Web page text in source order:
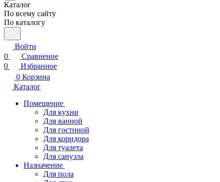
Каталог
По всему сайту
По каталогу
Войти
0
Сравнение
0
Избранное
0 Корзина
Каталог
Помещение
Для кухни
Для ванной
Для гостиной
Для коридора
Для туалета
Для санузла
Назначение
Для пола